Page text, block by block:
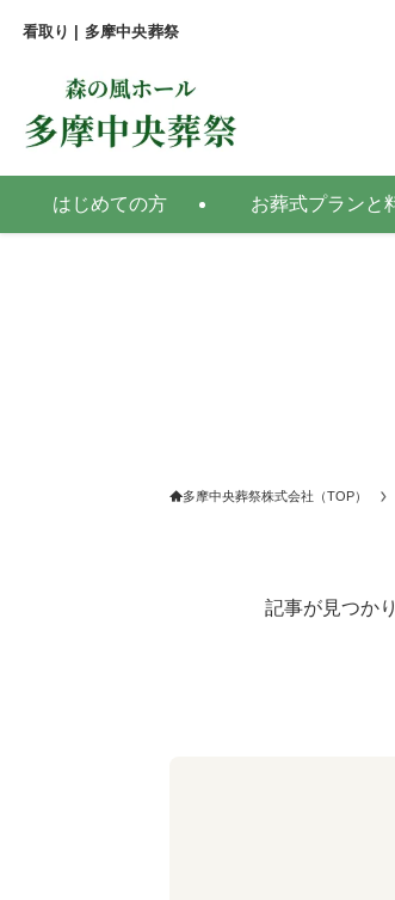
看取り | 多摩中央葬祭
はじめての方 お葬式プランと
多摩中央葬祭株式会社（TOP）
記事が見つか